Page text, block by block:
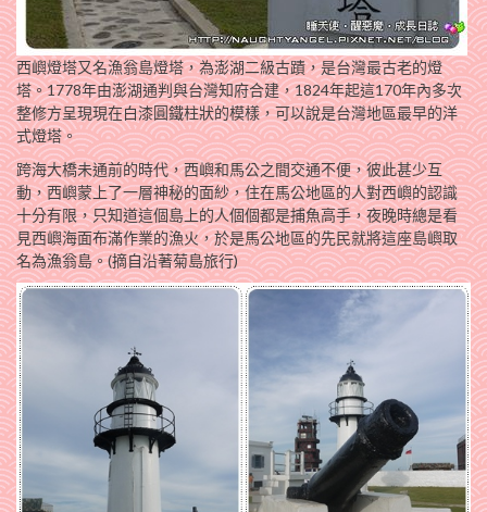
西嶼燈塔又名漁翁島燈塔，為澎湖二級古蹟，是台灣最古老的燈
塔。1778年由澎湖通判與台灣知府合建，1824年起這170年內多次
整修方呈現現在白漆圓鐵柱狀的模樣，可以說是台灣地區最早的洋
式燈塔。
跨海大橋未通前的時代，西嶼和馬公之間交通不便，彼此甚少互
動，西嶼蒙上了一層神秘的面紗，住在馬公地區的人對西嶼的認識
十分有限，只知道這個島上的人個個都是捕魚高手，夜晚時總是看
見西嶼海面布滿作業的漁火，於是馬公地區的先民就將這座島嶼取
名為漁翁島。(摘自沿著菊島旅行)